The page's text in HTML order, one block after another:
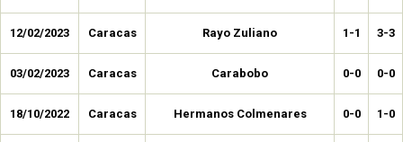
12/02/2023 Caracas Rayo Zuliano 1-1 3-3
03/02/2023 Caracas Carabobo 0-0 0-0
18/10/2022 Caracas Hermanos Colmenares 0-0 1-0